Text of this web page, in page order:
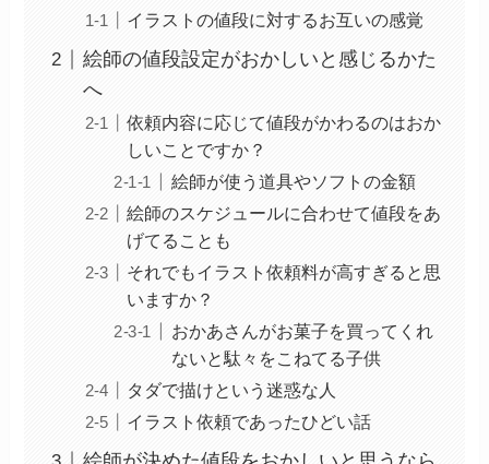
イラストの値段に対するお互いの感覚
絵師の値段設定がおかしいと感じるかた
へ
依頼内容に応じて値段がかわるのはおか
しいことですか？
絵師が使う道具やソフトの金額
絵師のスケジュールに合わせて値段をあ
げてることも
それでもイラスト依頼料が高すぎると思
いますか？
おかあさんがお菓子を買ってくれ
ないと駄々をこねてる子供
タダで描けという迷惑な人
イラスト依頼であったひどい話